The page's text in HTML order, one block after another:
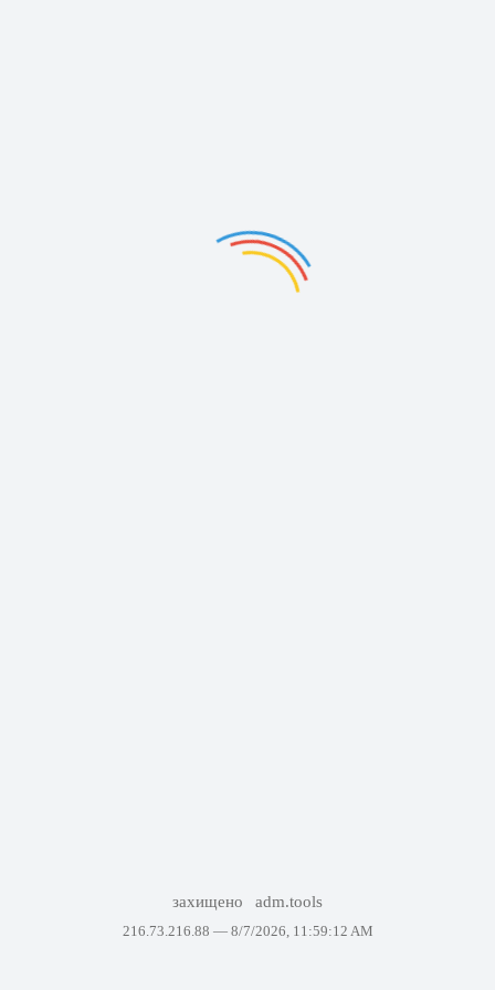
захищено adm.tools
216.73.216.88 — 8/7/2026, 11:59:12 AM